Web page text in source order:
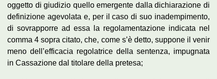
oggetto di giudizio quello emergente dalla dichiarazione di
definizione agevolata e, per il caso di suo inadempimento,
di sovrapporre ad essa la regolamentazione indicata nel
comma 4 sopra citato, che, come s’è detto, suppone il venir
meno dell’efficacia regolatrice della sentenza, impugnata
in Cassazione dal titolare della pretesa;